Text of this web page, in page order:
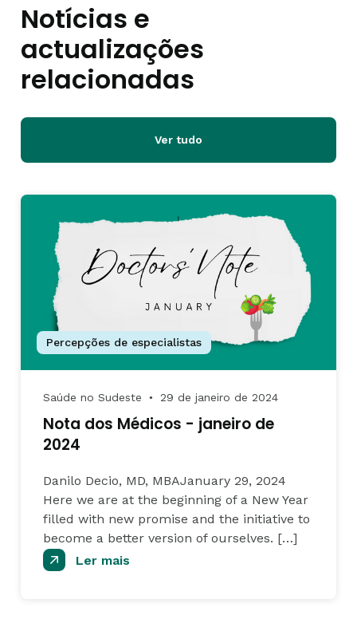
Notícias e
actualizações
relacionadas
Ver tudo
Percepções de especialistas
Saúde no Sudeste ● 29 de janeiro de 2024
Nota dos Médicos - janeiro de
2024
Danilo Decio, MD, MBAJanuary 29, 2024
Here we are at the beginning of a New Year
filled with new promise and the initiative to
become a better version of ourselves. […]
Ler mais